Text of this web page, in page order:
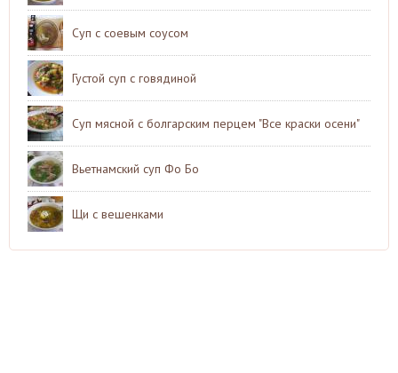
Суп с соевым соусом
Густой суп с говядиной
Суп мясной с болгарским перцем "Все краски осени"
Вьетнамский суп Фо Бо
Щи с вешенками